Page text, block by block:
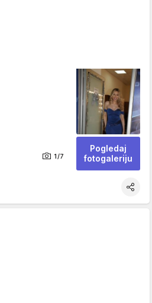
1/7
Pogledaj
fotogaleriju